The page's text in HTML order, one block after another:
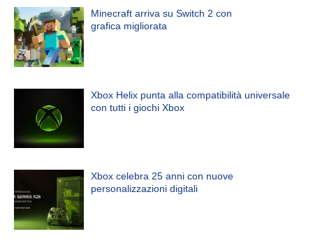
Minecraft arriva su Switch 2 con
grafica migliorata
Xbox Helix punta alla compatibilità universale
con tutti i giochi Xbox
Xbox celebra 25 anni con nuove
personalizzazioni digitali